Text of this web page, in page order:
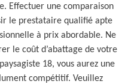
Effectuer une comparaison
le prestataire qualifié apte
à prix abordable. Ne
le coût d’abattage de votre
18, vous aurez une
compétitif. Veuillez